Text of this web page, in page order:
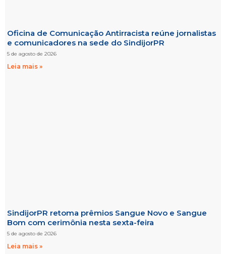
Oficina de Comunicação Antirracista reúne jornalistas
e comunicadores na sede do SindijorPR
5 de agosto de 2026
Leia mais »
SindijorPR retoma prêmios Sangue Novo e Sangue
Bom com cerimônia nesta sexta-feira
5 de agosto de 2026
Leia mais »